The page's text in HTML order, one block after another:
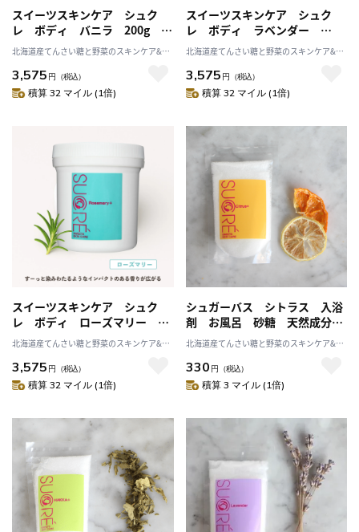
スイーツスキンケア シュク
レ ボディ バニラ 200g シ
ュガースクラブ 無添加 保
湿 北海道 乾燥 天然成分
北海道産てんさい糖と野菜のスキンケア&ヘ
3,575 円 （税込）
積算 32 マイル (1倍)
スイーツスキンケア シュク
レ ボディ ラベンダー
200g シュガースクラブ 無添
加 保湿 北海道 乾燥 天然
成分
北海道産てんさい糖と野菜のスキンケア&ヘ
3,575 円 （税込）
積算 32 マイル (1倍)
スイーツスキンケア シュク
レ ボディ ローズマリー
200g シュガースクラブ 無添
加 保湿 北海道 乾燥 天然
成分
北海道産てんさい糖と野菜のスキンケア&ヘ
3,575 円 （税込）
積算 32 マイル (1倍)
シュガーバス シトラス 入浴
剤 お風呂 砂糖 天然成分
無添加 精油 バスタイム ギ
フト
北海道産てんさい糖と野菜のスキンケア&ヘ
330 円 （税込）
積算 3 マイル (1倍)